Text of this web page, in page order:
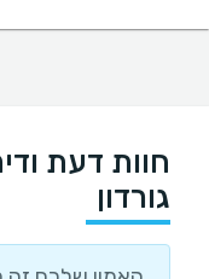
חוות דעת
גורדון